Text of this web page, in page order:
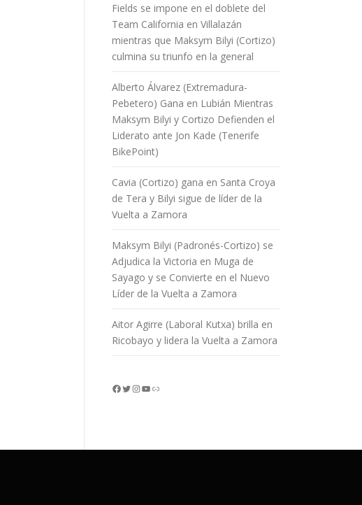
Fields se impone en el doblete del
Team California en Villalazán
mientras que Maksym Bilyi (Cortizo)
culmina su triunfo en la general
Alberto Álvarez (Extremadura-
Pebetero) Gana en Lubián Mientras
Maksym Bilyi y Cortizo Defienden el
Liderato ante Jon Kade (Tenerife
BikePoint)
Cavia (Cortizo) gana en Santa Croya
de Tera y Bilyi sigue de líder de la
Vuelta a Zamora
Maksym Bilyi (Padronés-Cortizo) se
Adjudica la Victoria en Muga de
Sayago y se Convierte en el Nuevo
Líder de la Vuelta a Zamora
Aitor Agirre (Laboral Kutxa) brilla en
Ricobayo y lidera la Vuelta a Zamora
Facebook Twitter InstagramYouTube Enlace